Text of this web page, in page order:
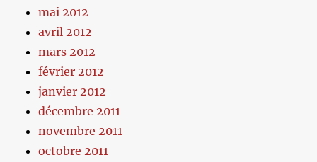
mai 2012
avril 2012
mars 2012
février 2012
janvier 2012
décembre 2011
novembre 2011
octobre 2011